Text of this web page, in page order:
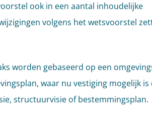
ook in een aantal inhoudelijke
volgens het wetsvoorstel
worden gebaseerd op een
waar nu vestiging mogelijk is
structuurvisie of bestemmingsplan.